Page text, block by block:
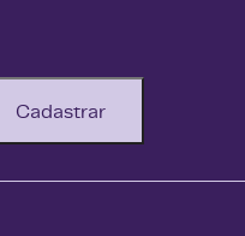
Cadastrar